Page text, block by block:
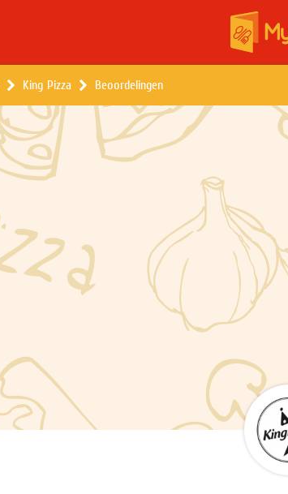
King Pizza Beoordelingen